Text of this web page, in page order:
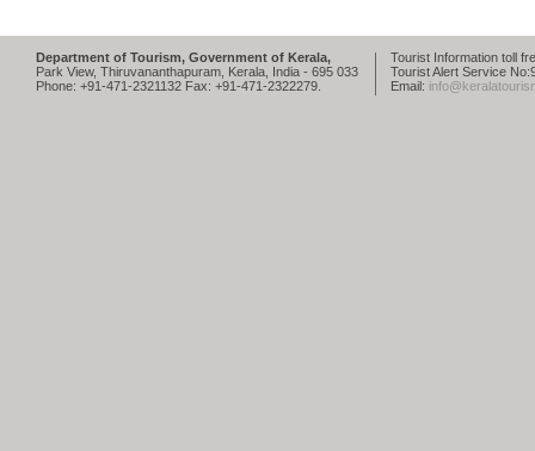
Department of Tourism, Government of Kerala,
Park View, Thiruvananthapuram, Kerala, India - 695 033
Phone: +91-471-2321132 Fax: +91-471-2322279.
Tourist Information toll
Tourist Alert Service
Email: